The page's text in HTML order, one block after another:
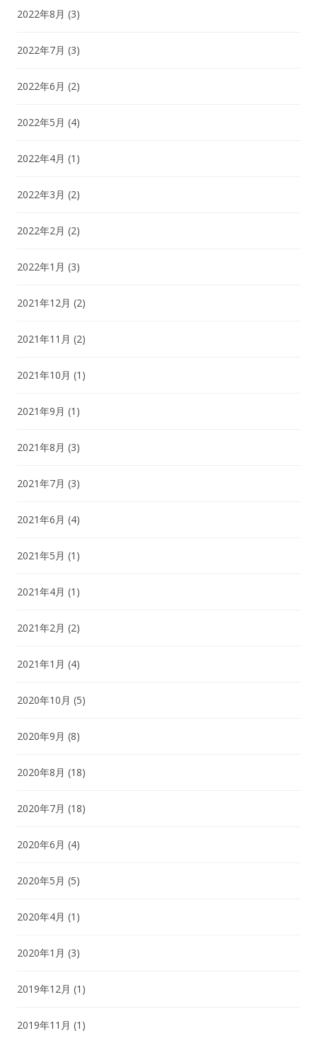
2022年8月 (3)
2022年7月 (3)
2022年6月 (2)
2022年5月 (4)
2022年4月 (1)
2022年3月 (2)
2022年2月 (2)
2022年1月 (3)
2021年12月 (2)
2021年11月 (2)
2021年10月 (1)
2021年9月 (1)
2021年8月 (3)
2021年7月 (3)
2021年6月 (4)
2021年5月 (1)
2021年4月 (1)
2021年2月 (2)
2021年1月 (4)
2020年10月 (5)
2020年9月 (8)
2020年8月 (18)
2020年7月 (18)
2020年6月 (4)
2020年5月 (5)
2020年4月 (1)
2020年1月 (3)
2019年12月 (1)
2019年11月 (1)